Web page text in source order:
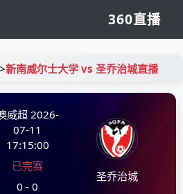
360直播
>新南威尔士大学 vs 圣乔治城直播
威超 2026-
07-11
17:15:00
已完赛
0 - 0
圣乔治城